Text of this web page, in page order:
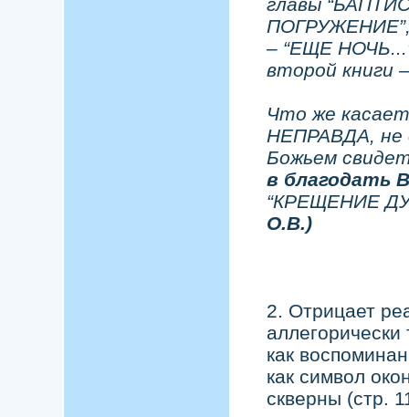
главы
ПОГРУЖЕНИЕ”,
– “ЕЩЕ
второй книги
Что же
НЕПРАВДА, не
Божьем
в благодать
“КРЕЩЕНИЕ
О.В.)
2. Отрицает
как
как символ
скверны (стр.